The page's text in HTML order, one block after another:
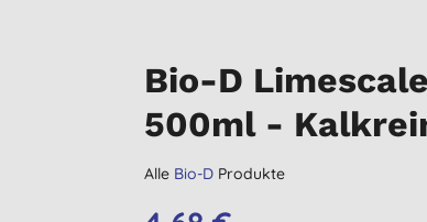
Bio-D
500ml -
Alle Bio-D Produkte